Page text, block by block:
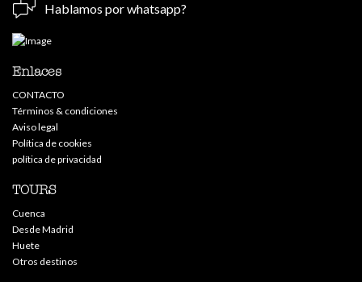
Hablamos por whatsapp?
Enlaces
CONTACTO
Términos & condiciones
Aviso legal
Política de cookies
política de privacidad
TOURS
Cuenca
Desde Madrid
Huete
Otros destinos